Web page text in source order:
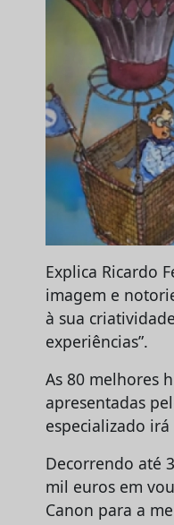
Explica Ricardo
imagem e
à sua
experiências”.
As 80 melhores
apresentadas
especializado
Decorrendo até
mil euros em
Canon para a